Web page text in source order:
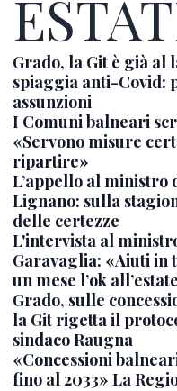
Grado, la Git è già al
spiaggia anti-Covid:
assunzioni
I Comuni balneari
«Servono misure
ripartire»
L’appello al ministro
Lignano: sulla
delle certezze
L'intervista al
Garavaglia: «Aiuti
un mese l’ok
Grado, sulle
la Git rigetta il
sindaco Raugna
«Concessioni
fino al 2033» La